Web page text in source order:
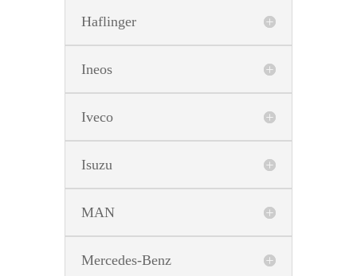
Haflinger
Ineos
Iveco
Isuzu
MAN
Mercedes-Benz